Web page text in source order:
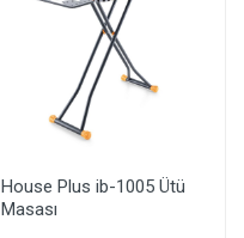
House Plus ib-1005 Ütü
Masası